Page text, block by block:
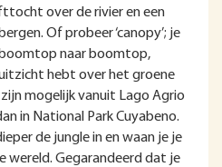
over de rivier en een
Of probeer ‘canopy’; je
naar boomtop,
hebt over het groene
mogelijk vanuit Lago Agrio
in National Park Cuyabeno.
de jungle in en waan je je
wereld. Gegarandeerd dat je